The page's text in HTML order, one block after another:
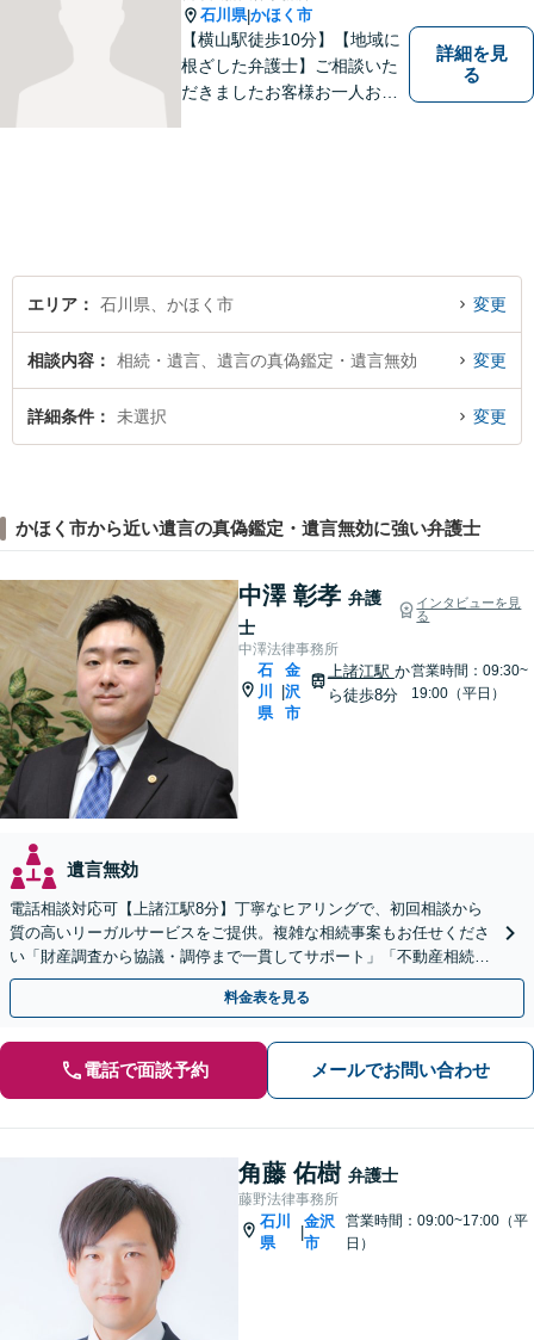
石川県|かほく市
【横山駅徒歩10分】【地域に
根ざした弁護士】ご相談いた
だきましたお客様お一人お一
詳細を見
る
エリア 石川県、かほく市 変更
相談内容 相続・遺言、遺言の真偽鑑定・遺言無効 変更
詳細条件 未選択 変更
かほく市から近い遺言の真偽鑑定・遺言無効に強い弁護士
中澤 彰孝 弁護
士
インタビューを見
る
中澤法律事務所
石
川
県
金
沢
市
上諸江駅 か
ら徒歩8分
営業時間：09:30~
19:00（平日）
遺言無効
電話相談対応可【上諸江駅8分】丁寧なヒアリングで、初回相談から
質の高いリーガルサービスをご提供。複雑な相続事案もお任せくださ
い「財産調査から協議・調停まで一貫してサポート」「不動産相続は
他士業と連携して対応」【完全個室】【休日・夜間相談可】
料金表を見る
電話で面談予約 メールでお問い合わせ
角藤 佑樹 弁護士
藤野法律事務所
石川
県
|
金沢
市
営業時間：09:00~17:00（平
日）